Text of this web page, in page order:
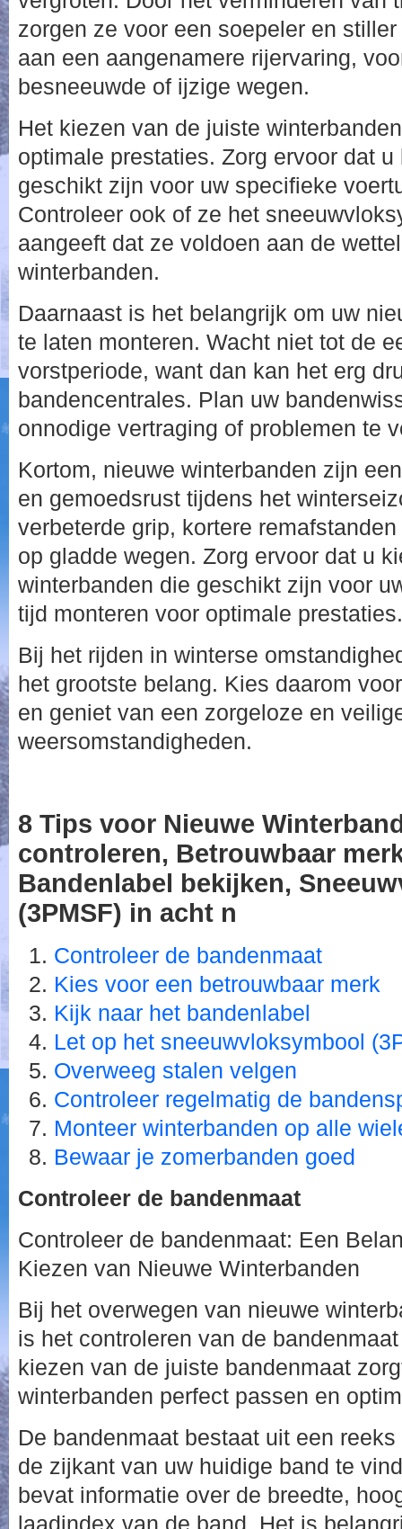
zorgen ze voor een soepeler en
aan een aangenamere rijervaring,
besneeuwde of ijzige wegen.
Het kiezen van de juiste
optimale prestaties. Zorg ervoor dat
geschikt zijn voor uw specifieke
Controleer ook of ze het
aangeeft dat ze voldoen aan de
winterbanden.
Daarnaast is het belangrijk om uw
te laten monteren. Wacht niet tot de
vorstperiode, want dan kan het erg
bandencentrales. Plan uw
onnodige vertraging of problemen te
Kortom, nieuwe winterbanden zijn
en gemoedsrust tijdens het
verbeterde grip, kortere
op gladde wegen. Zorg ervoor dat u
winterbanden die geschikt zijn voor
tijd monteren voor optimale prestaties.
Bij het rijden in winterse
het grootste belang. Kies daarom
en geniet van een zorgeloze en
weersomstandigheden.
8 Tips voor Nieuwe
controleren, Betrouwbaar
Bandenlabel bekijken,
(3PMSF) in acht n
Controleer de bandenmaat
Kies voor een betrouwbaar merk
Kijk naar het bandenlabel
Let op het sneeuwvloksymbool
Overweeg stalen velgen
Controleer regelmatig de
Monteer winterbanden op alle
Bewaar je zomerbanden goed
Controleer de bandenmaat
Controleer de bandenmaat: Een
Kiezen van Nieuwe Winterbanden
Bij het overwegen van nieuwe
is het controleren van de
kiezen van de juiste bandenmaat
winterbanden perfect passen en
De bandenmaat bestaat uit een
de zijkant van uw huidige band te
bevat informatie over de breedte,
laadindex van de band. Het is